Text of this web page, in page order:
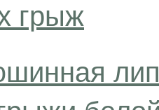
грыж